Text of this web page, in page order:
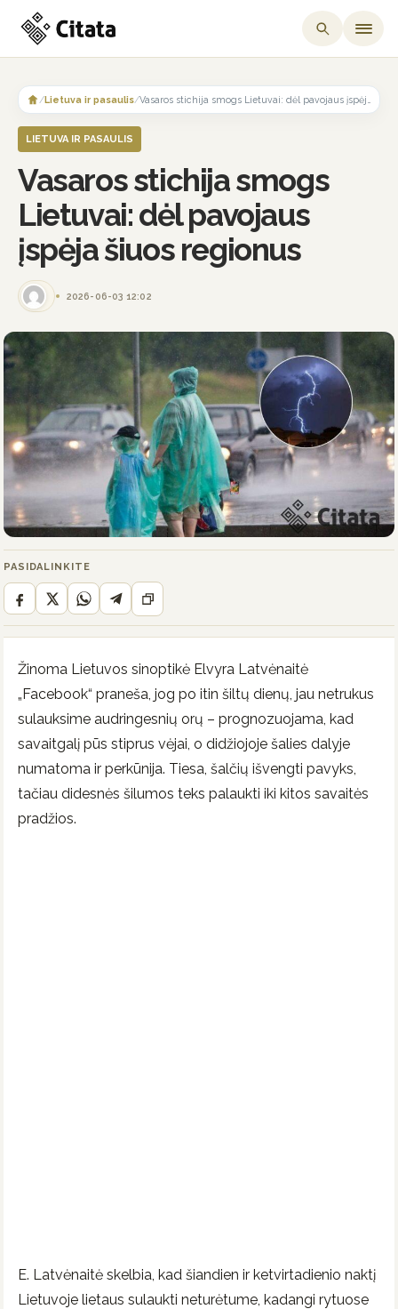
content
/Lietuva ir pasaulis/
LIETUVA IR PASAULIS
Vasaros stichija smogs
Lietuvai: dėl pavojaus
įspėja šiuos regionus
2026-06-03 12:02
PASIDALINKITE
Žinoma Lietuvos sinoptikė Elvyra Latvėnaitė
„Facebook“ praneša, jog po itin šiltų dienų, jau netrukus
sulauksime audringesnių orų – prognozuojama, kad
savaitgalį pūs stiprus vėjai, o didžiojoje šalies dalyje
numatoma ir perkūnija. Tiesa, šalčių išvengti pavyks,
tačiau didesnės šilumos teks palaukti iki kitos savaitės
pradžios.
E. Latvėnaitė skelbia, kad šiandien ir ketvirtadienio naktį
Lietuvoje lietaus sulaukti neturėtume, kadangi rytuose